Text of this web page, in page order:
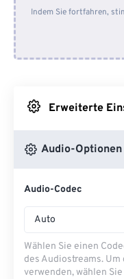
Von
Indem Sie fortfahren,
Erweiterte
Audio-Optionen
Audio-Codec
Auto
Wählen Sie einen
des Audiostreams.
verwenden, wählen